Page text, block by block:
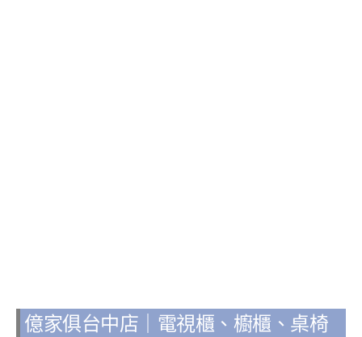
億家俱台中店｜電視櫃、櫥櫃、桌椅